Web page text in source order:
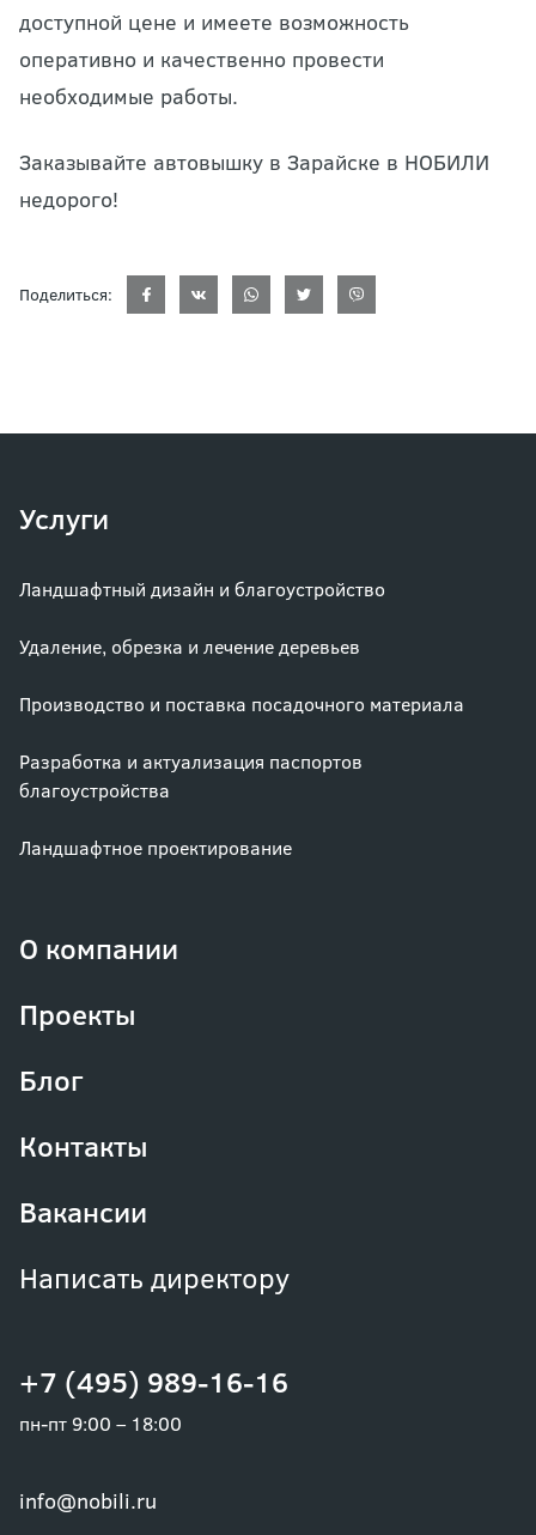
доступной цене и имеете возможность
оперативно и качественно провести
необходимые работы.
Заказывайте автовышку в Зарайске в НОБИЛИ
недорого!
Поделиться:
+7 (495) 989-16-16
пн-пт 9:00 – 18:00
info@nobili.ru
Услуги
Ландшафтный дизайн и благоустройство
Удаление, обрезка и лечение деревьев
Производство и поставка посадочного материала
Разработка и актуализация паспортов
благоустройства
Ландшафтное проектирование
О компании
Проекты
Блог
Контакты
Вакансии
Написать директору